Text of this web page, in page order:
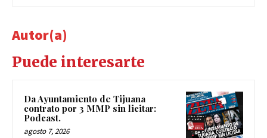
Autor(a)
Puede interesarte
Da Ayuntamiento de Tijuana
contrato por 3 MMP sin licitar:
Podcast.
agosto 7, 2026